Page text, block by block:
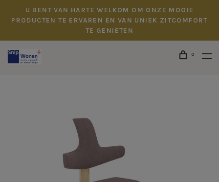
U BENT VAN HARTE WELKOM OM ONZE MOOIE
PRODUCTEN TE ERVAREN EN VAN UNIEK ZITCOMFORT
TE GENIETEN
0